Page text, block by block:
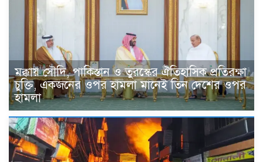
মক্কায় সৌদি, পাকিস্তান ও তুরস্কের ঐতিহাসিক প্রতিরক্ষা
চুক্তি, একজনের ওপর হামলা মানেই তিন দেশের ওপর
হামলা